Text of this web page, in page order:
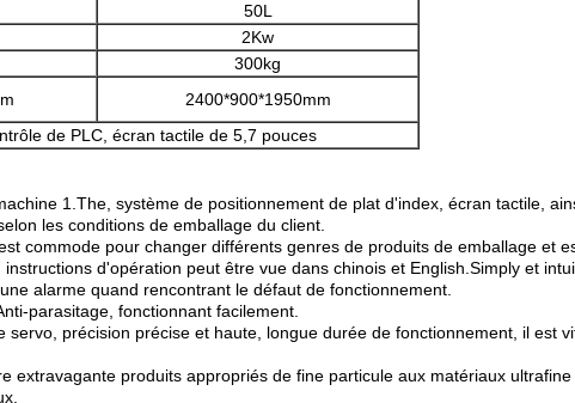
Laisser un message
Nous vous rappellerons bientôt!
50L
2Kw
300kg
2400*900*1950mm
de PLC, écran tactile de 5,7 pouces
1.The, système de positionnement de plat d'index, écran tactile,
les conditions de emballage du client.
commode pour changer différents genres de produits de emballage et
d'opération peut être vue dans chinois et English.Simply et
alarme quand rencontrant le défaut de fonctionnement.
parasitage, fonctionnant facilement.
précision précise et haute, longue durée de fonctionnement, il est
extravagante produits appropriés de fine particule aux matériaux